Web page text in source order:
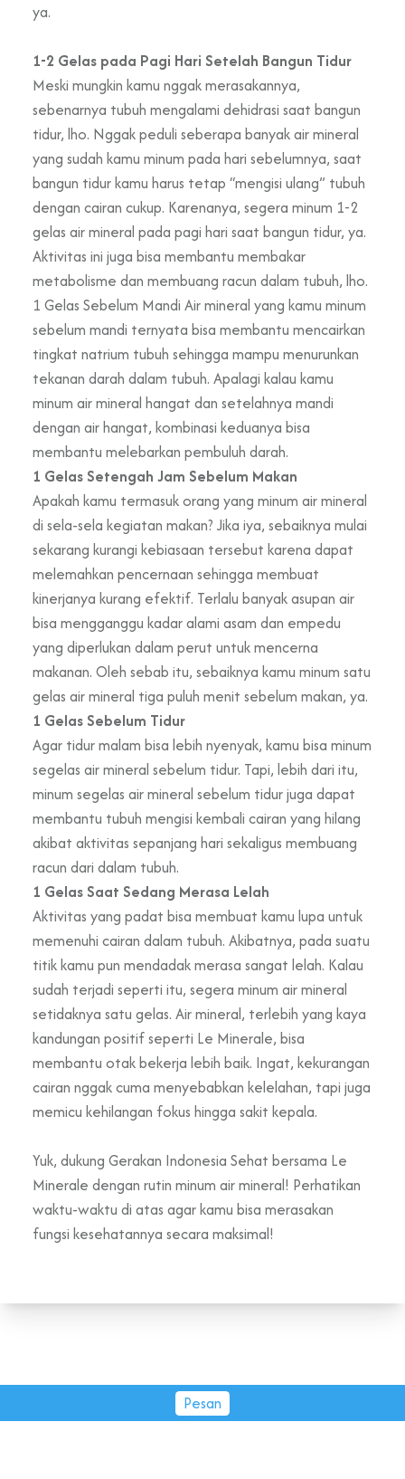
ya.
1-2 Gelas pada Pagi Hari Setelah Bangun Tidur
Meski mungkin kamu nggak merasakannya,
sebenarnya tubuh mengalami dehidrasi saat bangun
tidur, lho. Nggak peduli seberapa banyak air mineral
yang sudah kamu minum pada hari sebelumnya, saat
bangun tidur kamu harus tetap “mengisi ulang” tubuh
dengan cairan cukup. Karenanya, segera minum 1-2
gelas air mineral pada pagi hari saat bangun tidur, ya.
Aktivitas ini juga bisa membantu membakar
metabolisme dan membuang racun dalam tubuh, lho.
1 Gelas Sebelum Mandi Air mineral yang kamu minum
sebelum mandi ternyata bisa membantu mencairkan
tingkat natrium tubuh sehingga mampu menurunkan
tekanan darah dalam tubuh. Apalagi kalau kamu
minum air mineral hangat dan setelahnya mandi
dengan air hangat, kombinasi keduanya bisa
membantu melebarkan pembuluh darah.
1 Gelas Setengah Jam Sebelum Makan
Apakah kamu termasuk orang yang minum air mineral
di sela-sela kegiatan makan? Jika iya, sebaiknya mulai
sekarang kurangi kebiasaan tersebut karena dapat
melemahkan pencernaan sehingga membuat
kinerjanya kurang efektif. Terlalu banyak asupan air
bisa mengganggu kadar alami asam dan empedu
yang diperlukan dalam perut untuk mencerna
makanan. Oleh sebab itu, sebaiknya kamu minum satu
gelas air mineral tiga puluh menit sebelum makan, ya.
1 Gelas Sebelum Tidur
Agar tidur malam bisa lebih nyenyak, kamu bisa minum
segelas air mineral sebelum tidur. Tapi, lebih dari itu,
minum segelas air mineral sebelum tidur juga dapat
membantu tubuh mengisi kembali cairan yang hilang
akibat aktivitas sepanjang hari sekaligus membuang
racun dari dalam tubuh.
1 Gelas Saat Sedang Merasa Lelah
Aktivitas yang padat bisa membuat kamu lupa untuk
memenuhi cairan dalam tubuh. Akibatnya, pada suatu
titik kamu pun mendadak merasa sangat lelah. Kalau
sudah terjadi seperti itu, segera minum air mineral
setidaknya satu gelas. Air mineral, terlebih yang kaya
kandungan positif seperti Le Minerale, bisa
membantu otak bekerja lebih baik. Ingat, kekurangan
cairan nggak cuma menyebabkan kelelahan, tapi juga
memicu kehilangan fokus hingga sakit kepala.
Yuk, dukung Gerakan Indonesia Sehat bersama Le
Minerale dengan rutin minum air mineral! Perhatikan
waktu-waktu di atas agar kamu bisa merasakan
fungsi kesehatannya secara maksimal!
Pesan